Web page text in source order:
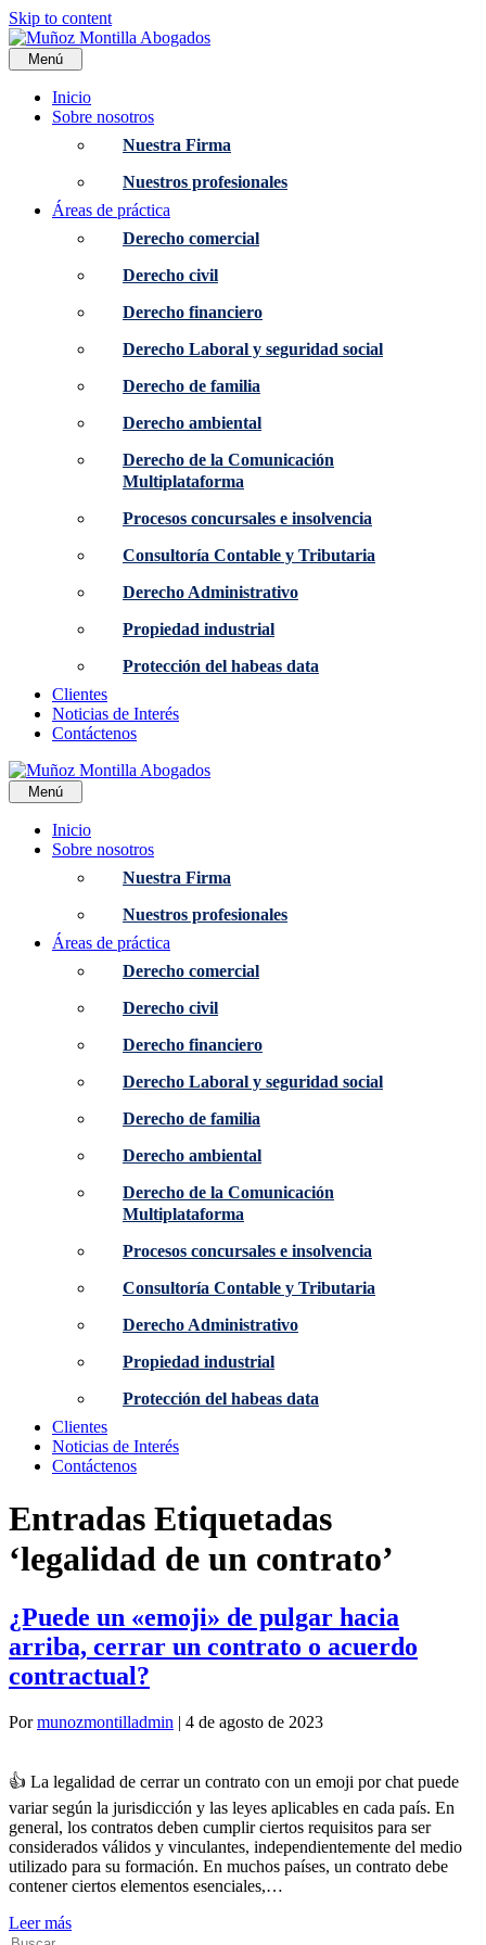
Skip to content
Menú
Inicio
Sobre nosotros
Nuestra Firma
Nuestros profesionales
Áreas de práctica
Derecho comercial
Derecho civil
Derecho financiero
Derecho Laboral y seguridad social
Derecho de familia
Derecho ambiental
Derecho de la Comunicación
Multiplataforma
Procesos concursales e insolvencia
Consultoría Contable y Tributaria
Derecho Administrativo
Propiedad industrial
Protección del habeas data
Clientes
Noticias de Interés
Contáctenos
Menú
Inicio
Sobre nosotros
Nuestra Firma
Nuestros profesionales
Áreas de práctica
Derecho comercial
Derecho civil
Derecho financiero
Derecho Laboral y seguridad social
Derecho de familia
Derecho ambiental
Derecho de la Comunicación
Multiplataforma
Procesos concursales e insolvencia
Consultoría Contable y Tributaria
Derecho Administrativo
Propiedad industrial
Protección del habeas data
Clientes
Noticias de Interés
Contáctenos
Entradas Etiquetadas
‘legalidad de un contrato’
¿Puede un «emoji» de pulgar hacia
arriba, cerrar un contrato o acuerdo
contractual?
Pormunozmontilladmin | 4 de agosto de 2023
👍 La legalidad de cerrar un contrato con un emoji por chat puede
variar según la jurisdicción y las leyes aplicables en cada país. En
general, los contratos deben cumplir ciertos requisitos para ser
considerados válidos y vinculantes, independientemente del medio
utilizado para su formación. En muchos países, un contrato debe
contener ciertos elementos esenciales,…
Leer más